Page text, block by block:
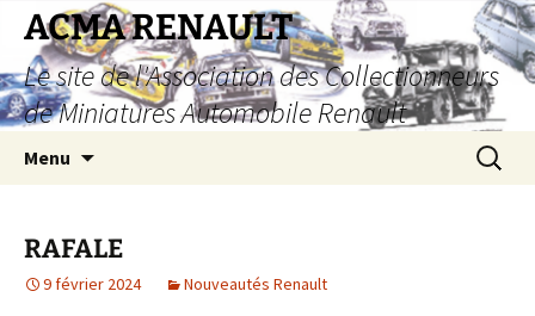
Aller
contenu
ACMA RENAULT
Le site de l'Association des Collectionneurs
de Miniatures Automobile Renault
Menu
RAFALE
9 février 2024 Nouveautés Renault